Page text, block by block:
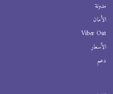
مدونة
الأمان
Viber Out
الأسعار
دعم